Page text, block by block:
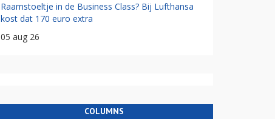
Raamstoeltje in de Business Class? Bij Lufthansa
kost dat 170 euro extra
05 aug 26
COLUMNS